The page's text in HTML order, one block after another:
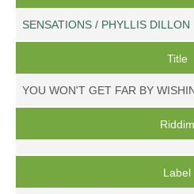
SENSATIONS / PHYLLIS DILLON
Title
YOU WON'T GET FAR BY
Riddim
Label